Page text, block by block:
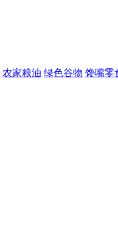
农家粮油 绿色谷物 馋嘴零